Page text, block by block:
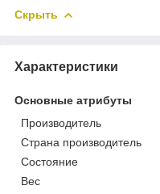
Скрыть
Характеристики
Основные атрибуты
Производитель
Страна производитель
Состояние
Вес